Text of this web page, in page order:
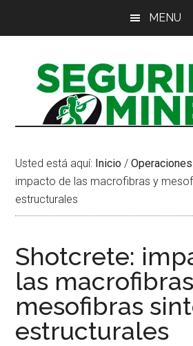
principal
MENU
Usted está aquí: Inicio / Operaciones
impacto de las macrofibras y
estructurales
Shotcrete:
las
mesofibras
estructurales